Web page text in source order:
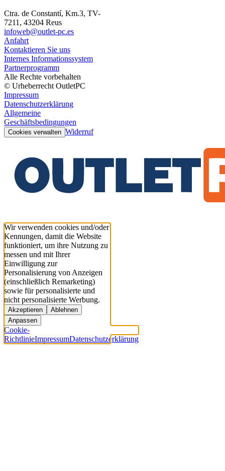
Ctra. de Constantí, Km.3, TV-
7211, 43204 Reus
infoweb@outlet-pc.es
Anfahrt
Kontaktieren Sie uns
Internes Informationssystem
Partnerprogramm
Alle Rechte vorbehalten
© Urheberrecht OutletPC
Impressum
Datenschutzerklärung
Allgemeine
Geschäftsbedingungen
Cookies verwalten Widerruf
Wir verwenden cookies und/oder
Kennungen, damit die Website
funktioniert, um ihre Nutzung zu
messen und mit Ihrer
Einwilligung zur
Personalisierung von Anzeigen
(einschließlich Remarketing)
sowie für personalisierte und
nicht personalisierte Werbung.
Akzeptieren
Ablehnen
Anpassen
Cookie-
RichtlinieImpressumDatenschutzerklärung